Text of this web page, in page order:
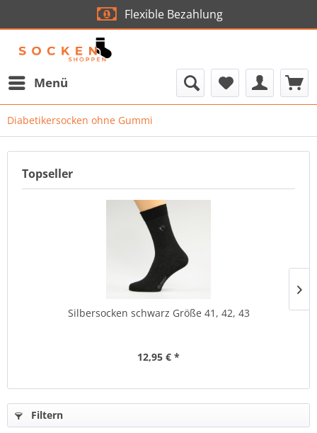
Flexible Bezahlung
Menü
Diabetikersocken ohne Gummi
Topseller
Silbersocken schwarz Größe 41, 42, 43
12,95 € *
Filtern